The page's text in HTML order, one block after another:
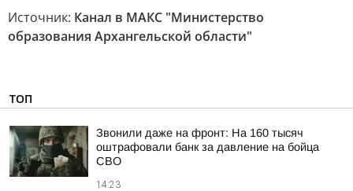
Источник: Канал в МАКС "Министерство
образования Архангельской области"
ТОП
Звонили даже на фронт: На 160 тысяч
оштрафовали банк за давление на бойца
СВО
14:23